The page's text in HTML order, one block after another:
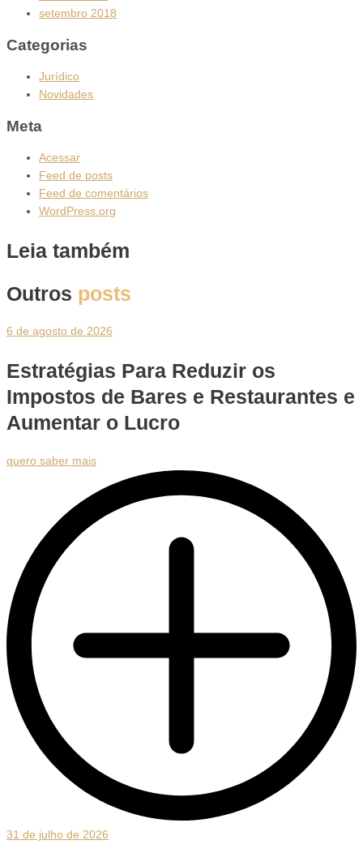
setembro 2018
Categorias
Jurídico
Novidades
Meta
Acessar
Feed de posts
Feed de comentários
WordPress.org
Leia também
Outros posts
6 de agosto de 2026
Estratégias Para Reduzir os
Impostos de Bares e Restaurantes e
Aumentar o Lucro
quero saber mais
31 de julho de 2026